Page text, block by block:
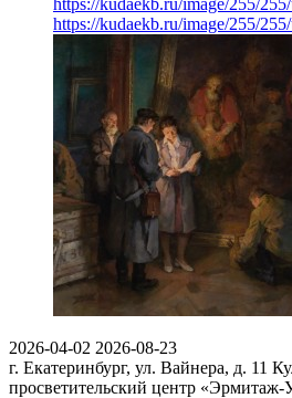
https://kudaekb.ru/image/255/
https://kudaekb.ru/image/255/
2026-04-02 2026-08-23
г. Екатеринбург, ул. Вайнера, д. 11
просветительский центр «Эрмитаж-